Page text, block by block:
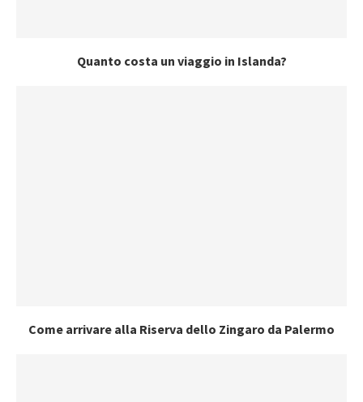
Quanto costa un viaggio in Islanda?
Come arrivare alla Riserva dello Zingaro da Palermo